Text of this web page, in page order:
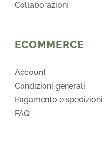
Collaborazioni
ECOMMERCE
Account
Condizioni generali
Pagamento e spedizioni
FAQ